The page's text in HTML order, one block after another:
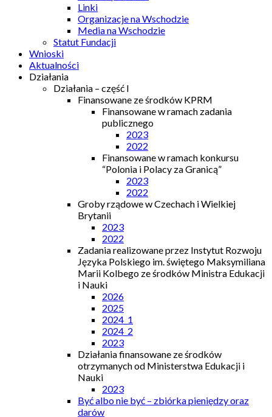
Linki
Organizacje na Wschodzie
Media na Wschodzie
Statut Fundacji
Wnioski
Aktualności
Działania
Działania – część I
Finansowane ze środków KPRM
Finansowane w ramach zadania
publicznego
2023
2022
Finansowane w ramach konkursu
“Polonia i Polacy za Granicą”
2023
2022
Groby rządowe w Czechach i Wielkiej
Brytanii
2023
2022
Zadania realizowane przez Instytut Rozwoju
Języka Polskiego im. świętego Maksymiliana
Marii Kolbego ze środków Ministra Edukacji
i Nauki
2026
2025
2024_1
2024_2
2023
Działania finansowane ze środków
otrzymanych od Ministerstwa Edukacji i
Nauki
2023
Być albo nie być – zbiórka pieniędzy oraz
darów